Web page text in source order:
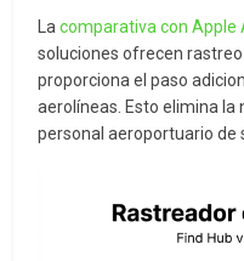
Lacomparativa con Apple
soluciones ofrecen
proporciona el paso
aerolíneas. Esto elimina la
personal aeroportuario de